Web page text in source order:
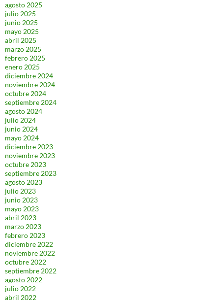
agosto 2025
julio 2025
junio 2025
mayo 2025
abril 2025
marzo 2025
febrero 2025
enero 2025
diciembre 2024
noviembre 2024
octubre 2024
septiembre 2024
agosto 2024
julio 2024
junio 2024
mayo 2024
diciembre 2023
noviembre 2023
octubre 2023
septiembre 2023
agosto 2023
julio 2023
junio 2023
mayo 2023
abril 2023
marzo 2023
febrero 2023
diciembre 2022
noviembre 2022
octubre 2022
septiembre 2022
agosto 2022
julio 2022
abril 2022